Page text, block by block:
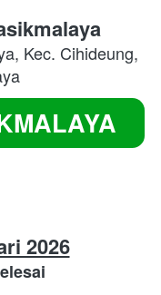
Kec. Cihideung,
2026